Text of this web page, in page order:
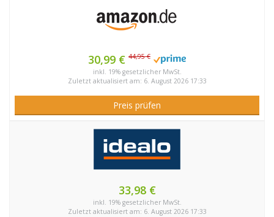
30,99 € 44,95 €
inkl. 19% gesetzlicher MwSt.
Zuletzt aktualisiert am: 6. August 2026 17:33
Preis prüfen
33,98 €
inkl. 19% gesetzlicher MwSt.
Zuletzt aktualisiert am: 6. August 2026 17:33